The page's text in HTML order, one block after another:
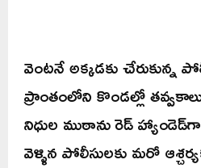
వెంటనే అక్కడకు చేరుకున్న
ప్రాంతంలోని కొండల్లో తవ్వకాలు
నిధుల ముఠాను రెడ్ హ్యాండెడ్‌గా
వెళ్ళిన పోలీసులకు మరో